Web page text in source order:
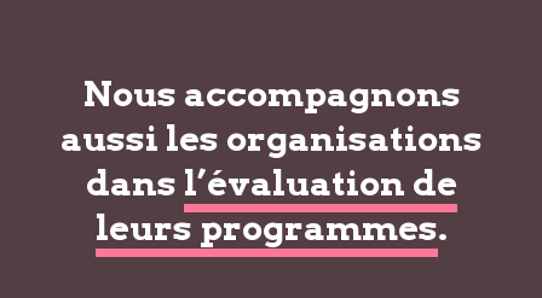
Nous accompagnons
aussi les organisations
dans l’évaluation de
leurs programmes.